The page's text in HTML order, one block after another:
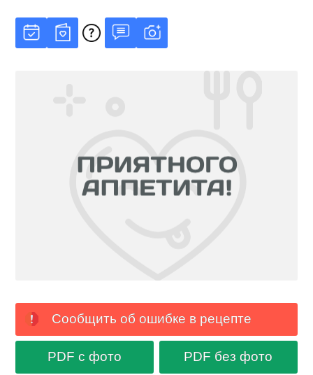
Сообщить об ошибке в рецепте
PDF с фото PDF без фото